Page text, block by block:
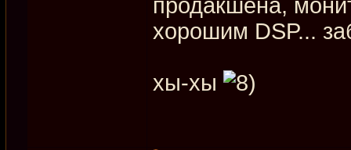
продакшена,
хорошим DSP...
хы-хы